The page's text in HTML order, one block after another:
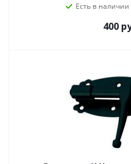
Есть в наличии
400